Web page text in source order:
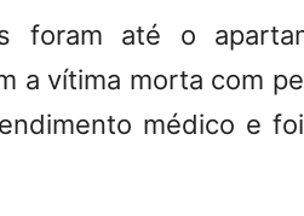
foram até o
a vítima morta com
médico e